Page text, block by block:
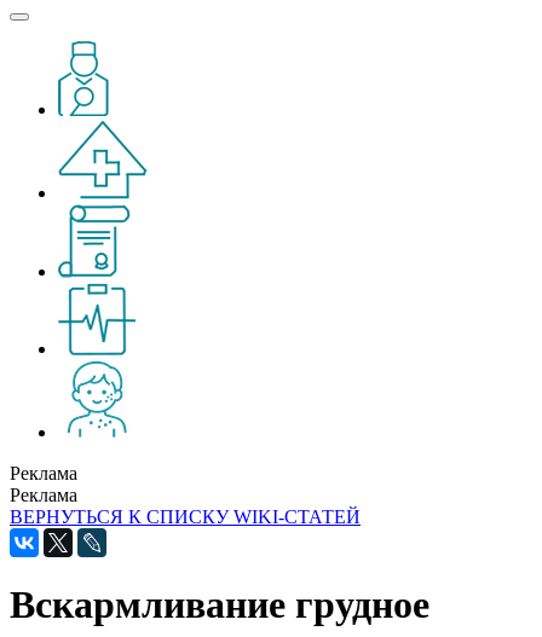
Реклама
Реклама
ВЕРНУТЬСЯ К СПИСКУ WIKI-СТАТЕЙ
Вскармливание грудное